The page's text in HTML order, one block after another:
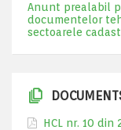
Anunt prealabil
documentelor
sectoarele
HCL nr. 10 din